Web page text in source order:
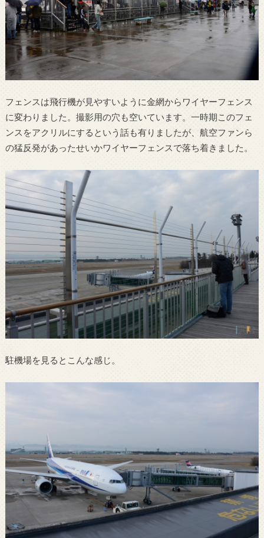
フェンスは飛行機が見やすいように金網からワイヤーフェンス
に変わりました。撮影用の穴も空いています。一時期このフェ
ンスをアクリルにするという話も有りましたが、航空ファンら
の猛反発があったせいかワイヤーフェンスで落ち着きました。
駐機場を見るとこんな感じ。